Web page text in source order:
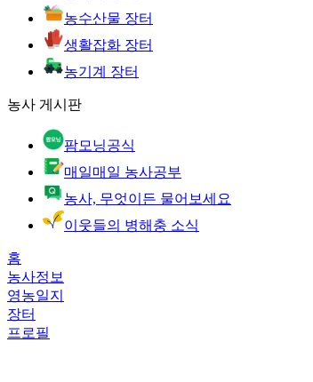
농수산물 장터
생활잡화 장터
농기계 장터
농사 게시판
팜모닝공식
매일매일 농사공부
농사, 무엇이든 물어보세요
이웃들의 병해충 소식
홈
농사정보
영농일지
장터
프로필